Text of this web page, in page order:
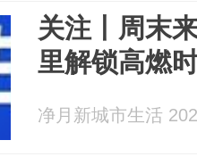
关注丨周末
里解锁高燃
净月新城市生活